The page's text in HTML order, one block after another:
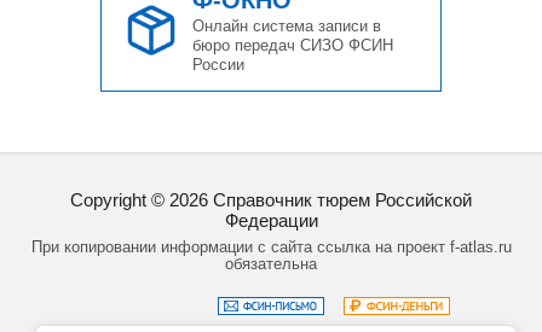
Онлайн система записи в
бюро передач СИЗО ФСИН
России
Copyright © 2026 Справочник тюрем Российской
Федерации
При копировании информации с сайта ссылка на проект f-atlas.ru
обязательна